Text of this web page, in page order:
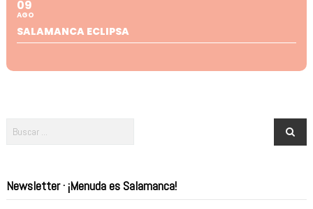
09
AGO
SALAMANCA ECLIPSA
Newsletter · ¡Menuda es Salamanca!